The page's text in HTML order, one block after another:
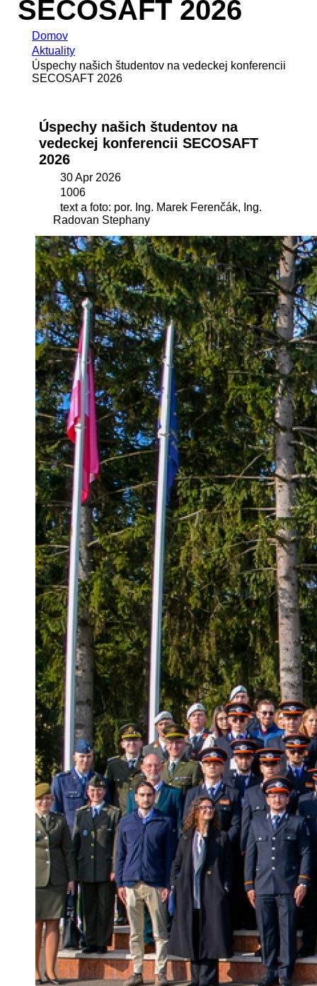
SECOSAFT 2026
Domov
Aktuality
Úspechy našich študentov na vedeckej konferencii
SECOSAFT 2026
Úspechy našich študentov na
vedeckej konferencii SECOSAFT
2026
30 Apr 2026
1006
text a foto: por. Ing. Marek Ferenčák, Ing.
Radovan Stephany